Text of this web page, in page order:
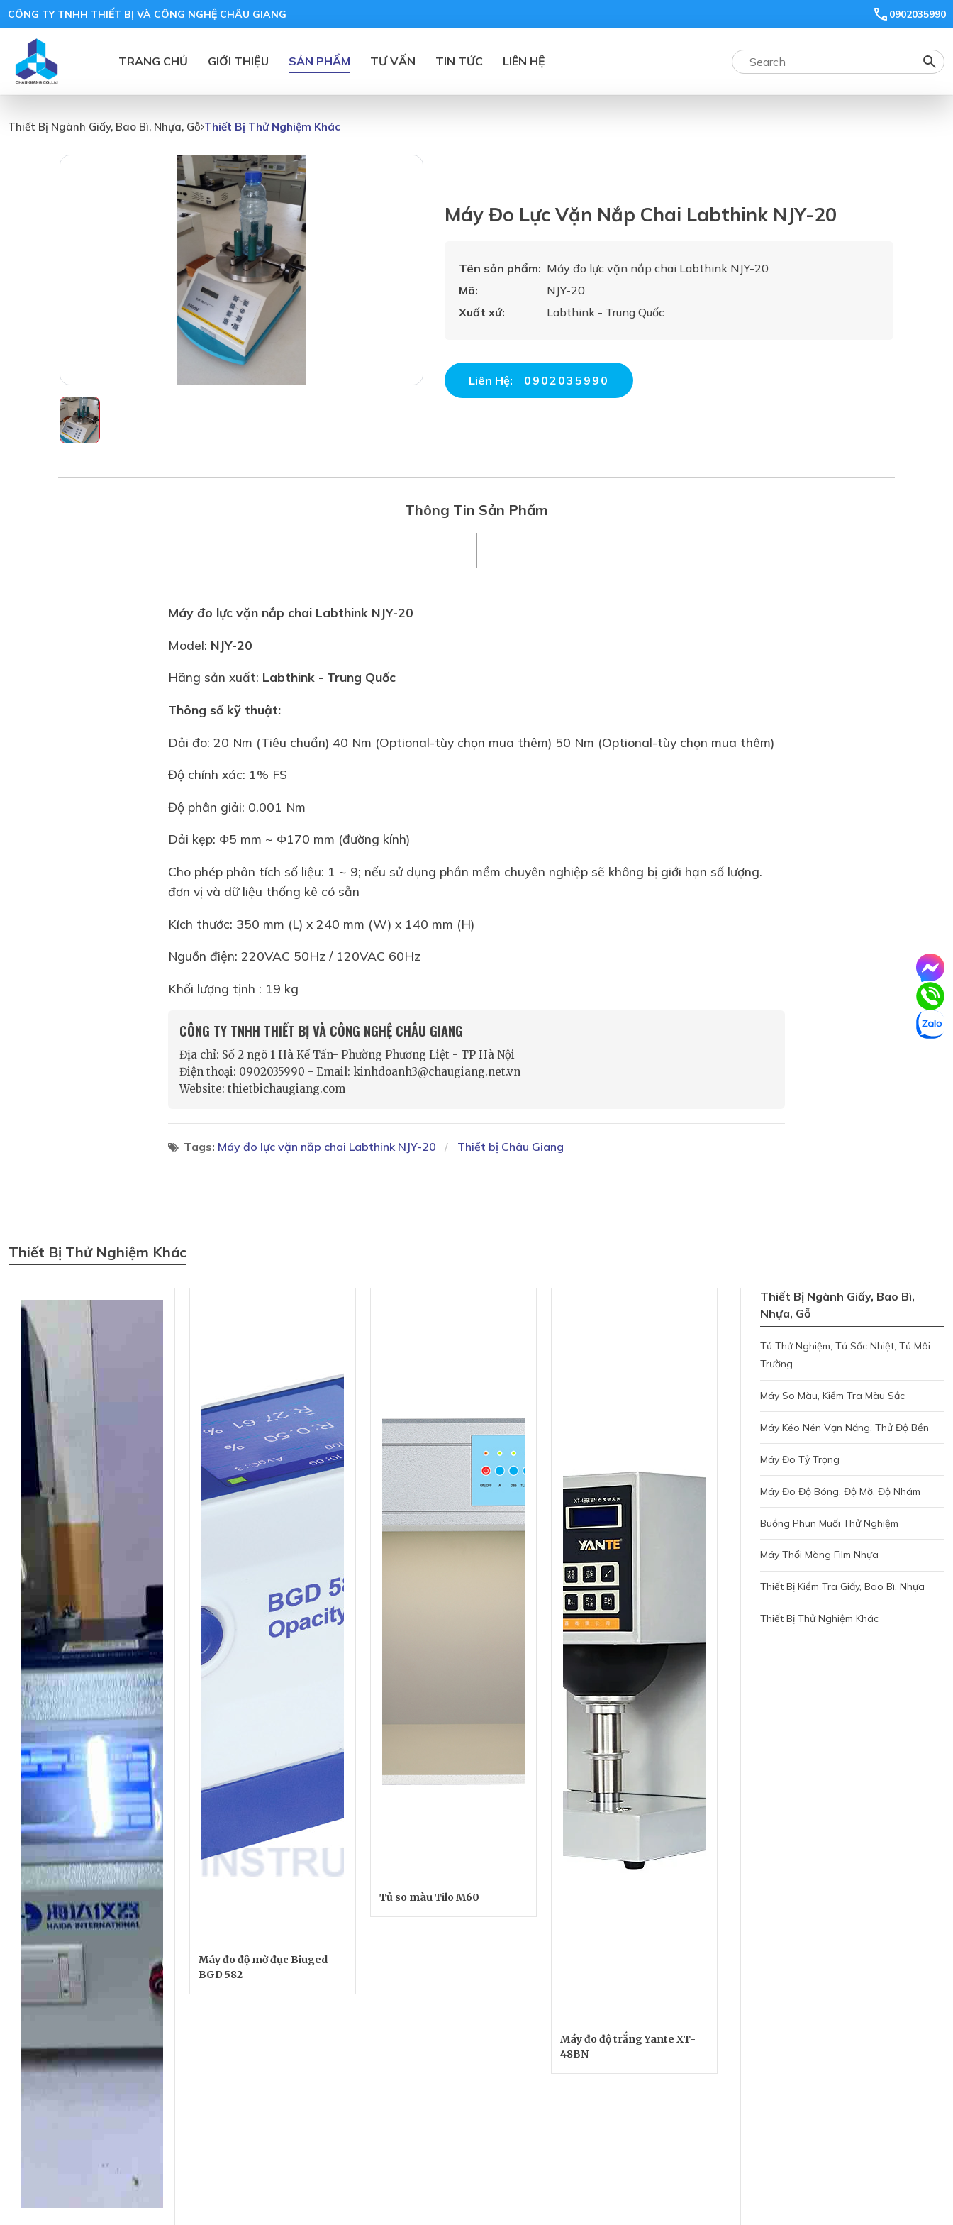
CÔNG TY TNHH THIẾT BỊ VÀ CÔNG NGHỆ CHÂU GIANG 0902035990
TRANG CHỦ GIỚI THIỆU SẢN PHẨM TƯ VẤN TIN TỨC LIÊN HỆ
Thiết Bị Ngành Giấy, Bao Bì, Nhựa, Gỗ Thiết Bị Thử Nghiệm Khác
Máy Đo Lực Vặn Nắp Chai Labthink NJY-20
Tên sản phẩm: Máy đo lực vặn nắp chai Labthink NJY-20
Mã:
NJY-20
Xuất xứ:
Labthink - Trung Quốc
Liên Hệ: 0902035990
Thông Tin Sản Phẩm
Máy đo lực vặn nắp chai Labthink NJY-20
Model: NJY-20
Hãng sản xuất: Labthink - Trung Quốc
Thông số kỹ thuật:
Dải đo: 20 Nm (Tiêu chuẩn) 40 Nm (Optional-tùy chọn mua thêm) 50 Nm (Optional-tùy chọn mua thêm)
Độ chính xác: 1% FS
Độ phân giải: 0.001 Nm
Dải kẹp: Φ5 mm ~ Φ170 mm (đường kính)
Cho phép phân tích số liệu: 1 ~ 9; nếu sử dụng phần mềm chuyên nghiệp sẽ không bị giới hạn số lượng.
đơn vị và dữ liệu thống kê có sẵn
Kích thước: 350 mm (L) x 240 mm (W) x 140 mm (H)
Nguồn điện: 220VAC 50Hz / 120VAC 60Hz
Khối lượng tịnh : 19 kg
CÔNG TY TNHH THIẾT BỊ VÀ CÔNG NGHỆ CHÂU GIANG
Địa chỉ: Số 2 ngõ 1 Hà Kế Tấn- Phường Phương Liệt - TP Hà Nội
Điện thoại: 0902035990 - Email: kinhdoanh3@chaugiang.net.vn
Website: thietbichaugiang.com
Tags: Máy đo lực vặn nắp chai Labthink NJY-20 Thiết bị Châu Giang
Thiết Bị Thử Nghiệm Khác
Máy đo độ mờ đục Biuged
BGD 582
Tủ so màu Tilo M60
Máy đo độ trắng Yante XT-
48BN
Thiết Bị Ngành Giấy, Bao Bì,
Nhựa, Gỗ
Tủ Thử Nghiệm, Tủ Sốc Nhiệt, Tủ Môi
Trường ...
Máy So Màu, Kiểm Tra Màu Sắc
Máy Kéo Nén Vạn Năng, Thử Độ Bền
Máy Đo Tỷ Trọng
Máy Đo Độ Bóng, Độ Mờ, Độ Nhám
Buồng Phun Muối Thử Nghiệm
Máy Thổi Màng Film Nhựa
Thiết Bị Kiểm Tra Giấy, Bao Bì, Nhựa
Thiết Bị Thử Nghiệm Khác